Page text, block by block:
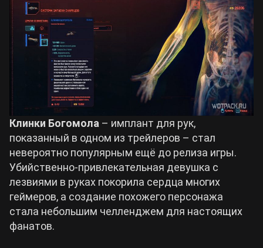
Клинки Богомола – имплант для рук,
показанный в одном из трейлеров – стал
невероятно популярным ещё до релиза игры.
Убийственно-привлекательная девушка с
лезвиями в руках покорила сердца многих
геймеров, а создание похожего персонажа
стала небольшим челленджем для настоящих
фанатов.